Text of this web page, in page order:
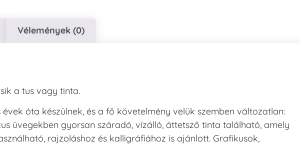
Vélemények (0)
a tus vagy tinta.
óta készülnek, és a fő követelmény velük szemben változatlan:
üvegekben gyorsan száradó, vízálló, áttetsző tinta található, amely
rajzoláshoz és kalligráfiához is ajánlott. Grafikusok,